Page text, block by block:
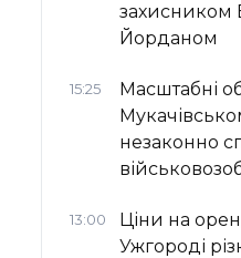
Йорданом
15:25
Масштабні
незаконно
13:00
Ціни на
Ужгороді